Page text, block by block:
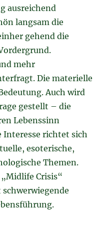
ausreichend
langsam die
gehend die
mehr
Die materielle
Auch wird
gestellt – die
Lebenssinn
Interesse richtet sich
esoterische,
Themen.
Crisis“